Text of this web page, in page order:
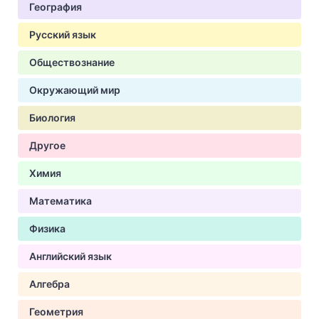
География
Русский язык
Обществознание
Окружающий мир
Биология
Другое
Химия
Математика
Физика
Английский язык
Алгебра
Геометрия